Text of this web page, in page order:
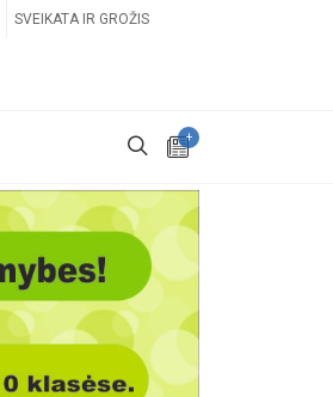
SVEIKATA IR GROŽIS
+